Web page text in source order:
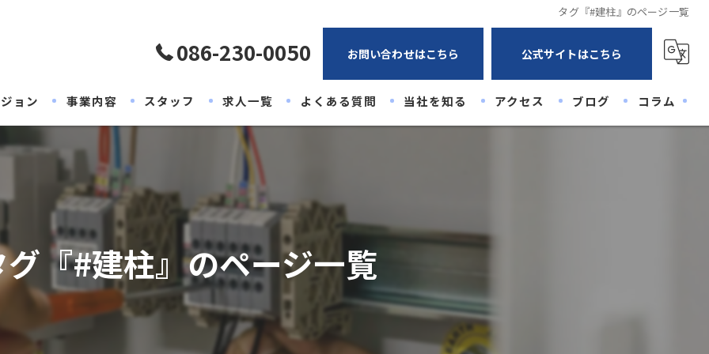
タグ『#建柱』のページ一覧
086-230-0050 お問い合わせはこちら 公式サイトはこちら
ョン 事業内容 スタッフ 求人一覧 よくある質問 当社を知る
高卒
30代
アクセス ブログ コラム
『#建柱』のページ一覧